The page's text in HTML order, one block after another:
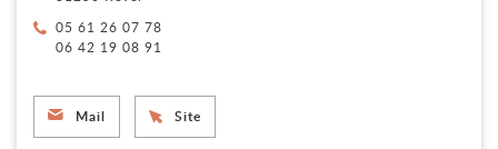
Téléphone :
05 61 26 07 78
06 42 19 08 91
Mail Site